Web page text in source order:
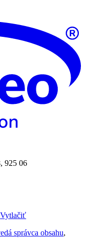
925 06
Vytlačiť
správca obsahu,